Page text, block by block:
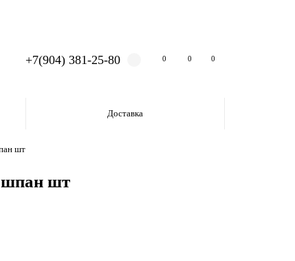
+7(904) 381-25-80 0 0 0
Доставка
шт
шт